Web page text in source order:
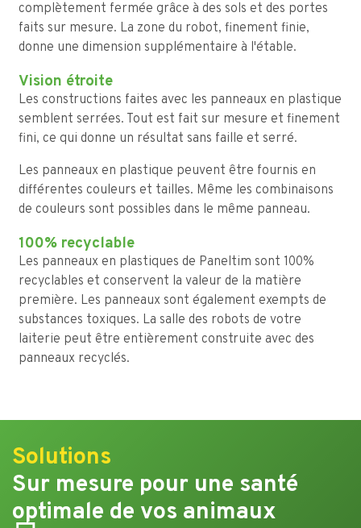
complètement fermée grâce à des sols et des portes
faits sur mesure. La zone du robot, finement finie,
donne une dimension supplémentaire à l'étable.
Vision étroite
Les constructions faites avec les panneaux en plastique
semblent serrées. Tout est fait sur mesure et finement
fini, ce qui donne un résultat sans faille et serré.
Les panneaux en plastique peuvent être fournis en
différentes couleurs et tailles. Même les combinaisons
de couleurs sont possibles dans le même panneau.
100% recyclable
Les panneaux en plastiques de Paneltim sont 100%
recyclables et conservent la valeur de la matière
première. Les panneaux sont également exempts de
substances toxiques. La salle des robots de votre
laiterie peut être entièrement construite avec des
panneaux recyclés.
Solutions
Sur mesure pour une santé
optimale de vos animaux